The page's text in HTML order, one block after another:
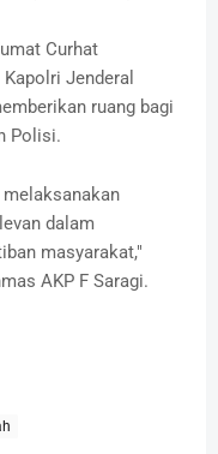
Curhat
Jenderal
ruang bagi
Polisi.
dalam
masyarakat,"
AKP F Saragi.